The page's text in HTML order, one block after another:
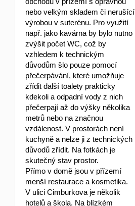
nebo velkým skladem či nerušící
výrobou v suterénu. Pro využití
např. jako kavárna by bylo nutno
zvýšit počet WC, což by
vzhledem k technickým
důvodům šlo pouze pomocí
přečerpávání, které umožňuje
zřídit další toalety prakticky
kdekoli a odpadní vody z nich
přečerpají až do výšky několika
metrů nebo na značnou
vzdálenost. V prostorách není
kuchyně a nelze ji z technických
důvodů zřídit. Na fotkách je
skutečný stav prostor.
Přímo v domě jsou v přízemí
menší restaurace a kosmetika.
V ulici Cimburkova je několik
hotelů a škola. Na blízkém